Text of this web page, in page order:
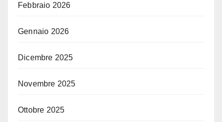
Febbraio 2026
Gennaio 2026
Dicembre 2025
Novembre 2025
Ottobre 2025